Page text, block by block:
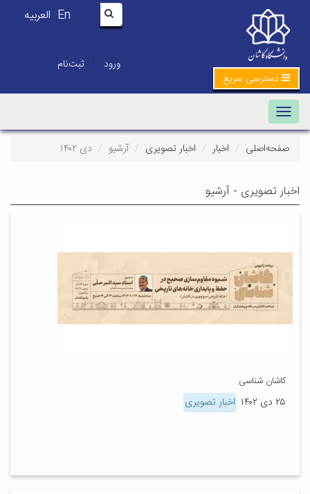
En العربیه
ورود | ثبت‌نام
دسترسی سریع
Toggle navigation
صفحه‌اصلی اخبار اخبار تصویری آرشیو دی ۱۴۰۲
اخبار تصویری - آرشیو
کاشان شناسی
۲۵ دی ۱۴۰۲ اخبار تصویری